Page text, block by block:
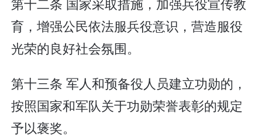
育，增强公民依法服兵役意识，营造服役
光荣的良好社会氛围。
第十三条 军人和预备役人员建立功勋的，
按照国家和军队关于功勋荣誉表彰的规定
予以褒奖。